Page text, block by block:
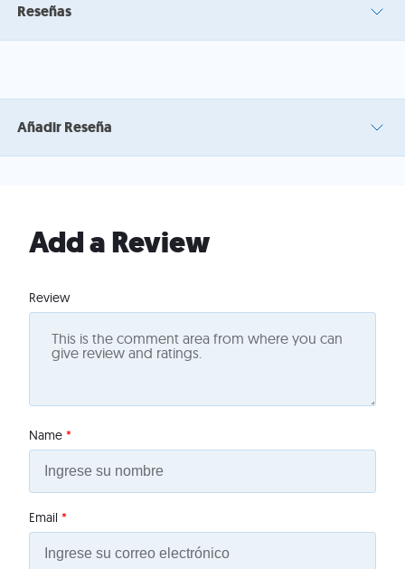
Reseñas
Añadir Reseña
Add a Review
Review
Name *
Email *